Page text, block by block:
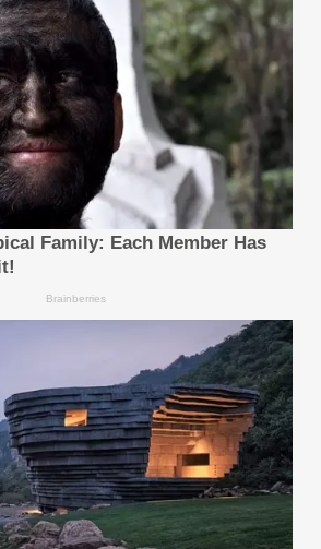
web/en
รีช นิวส์ไวร์ - WebComm จับมือ
มปลอดภัยสำหรับองค์กร พร้อมเปิดตัว
Trust PC" ในไทยเป็นครั้งแรก
news/thailand/2026/06/24/4
72369/